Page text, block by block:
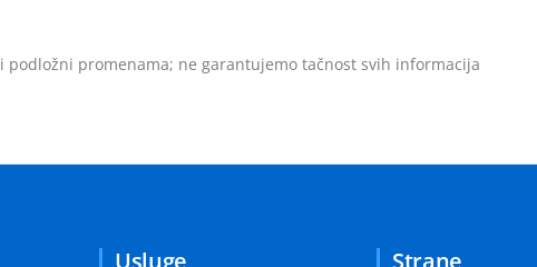
promenama; ne garantujemo tačnost svih informacija